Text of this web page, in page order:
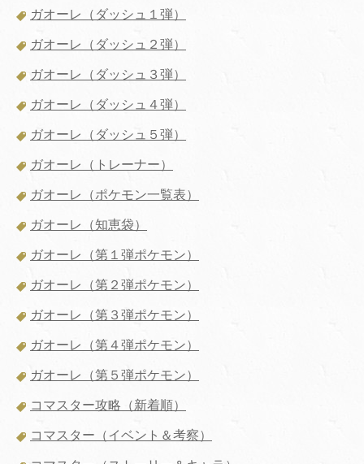
ガオーレ（ダッシュ１弾）
ガオーレ（ダッシュ２弾）
ガオーレ（ダッシュ３弾）
ガオーレ（ダッシュ４弾）
ガオーレ（ダッシュ５弾）
ガオーレ（トレーナー）
ガオーレ（ポケモン一覧表）
ガオーレ（知恵袋）
ガオーレ（第１弾ポケモン）
ガオーレ（第２弾ポケモン）
ガオーレ（第３弾ポケモン）
ガオーレ（第４弾ポケモン）
ガオーレ（第５弾ポケモン）
コマスター攻略（新着順）
コマスター（イベント＆考察）